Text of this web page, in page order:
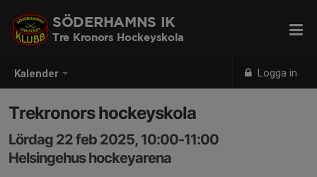
Kalender Logga in
SÖDERHAMNS IK
Tre Kronors Hockeyskola
Trekronors hockeyskola
Lördag 22 feb 2025, 10:00-11:00
Helsingehus hockeyarena